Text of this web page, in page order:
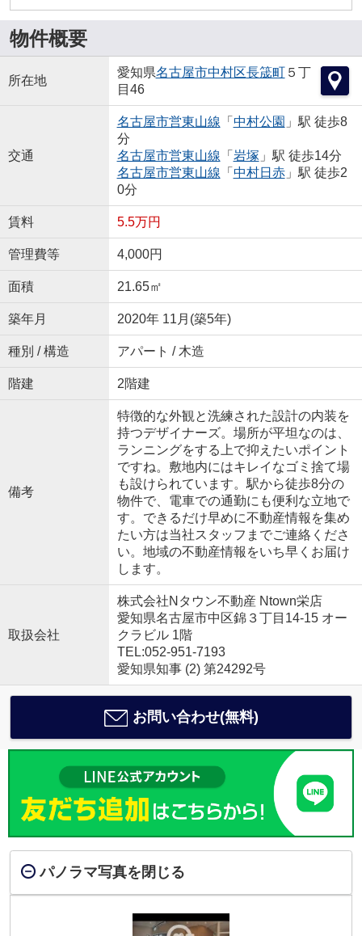
物件概要
所在地
愛知県名古屋市中村区長筬町５丁
目46
交通
名古屋市営東山線 「 中村公園 」駅 徒歩8
分
名古屋市営東山線 「 岩塚 」駅 徒歩14分
名古屋市営東山線 「 中村日赤」駅 徒歩2
0分
賃料 5.5万円
管理費等 4,000円
面積 21.65㎡
築年月 2020年 11月(築5年)
種別 / 構造 アパート / 木造
階建 2階建
備考
特徴的な外観と洗練された設計の内装を
持つデザイナーズ。場所が平坦なのは、
ランニングをする上で抑えたいポイント
ですね。敷地内にはキレイなゴミ捨て場
も設けられています。駅から徒歩8分の
物件で、電車での通勤にも便利な立地で
す。できるだけ早めに不動産情報を集め
たい方は当社スタッフまでご連絡くださ
い。地域の不動産情報をいち早くお届け
します。
取扱会社
株式会社Nタウン不動産 Ntown栄店
愛知県名古屋市中区錦３丁目14-15 オー
クラビル 1階
TEL:052-951-7193
愛知県知事 (2) 第24292号
お問い合わせ(無料)
パノラマ写真を閉じる